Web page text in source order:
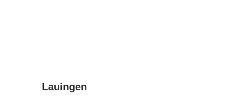
Lauingen